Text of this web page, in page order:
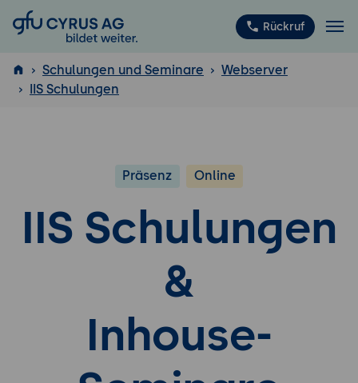
GFU Cyrus AG Rückruf
ISTQB
Schulungen und Seminare
Webserver
IIS Schulungen
Präsenz Online
IIS Schulungen
&
Inhouse-